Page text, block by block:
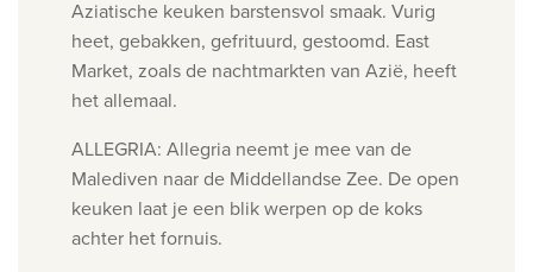
Aziatische keuken barstensvol smaak. Vurig
heet, gebakken, gefrituurd, gestoomd. East
Market, zoals de nachtmarkten van Azië, heeft
het allemaal.
ALLEGRIA: Allegria neemt je mee van de
Malediven naar de Middellandse Zee. De open
keuken laat je een blik werpen op de koks
achter het fornuis.